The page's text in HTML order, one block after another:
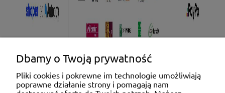
Pomoc
Dbamy o Twoją prywatność
Pliki cookies i pokrewne im technologie umożliwiają
poprawne działanie strony i pomagają nam